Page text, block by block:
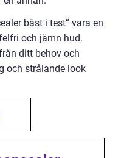
bäst i test” vara en
och jämn hud.
ditt behov och
och strålande look